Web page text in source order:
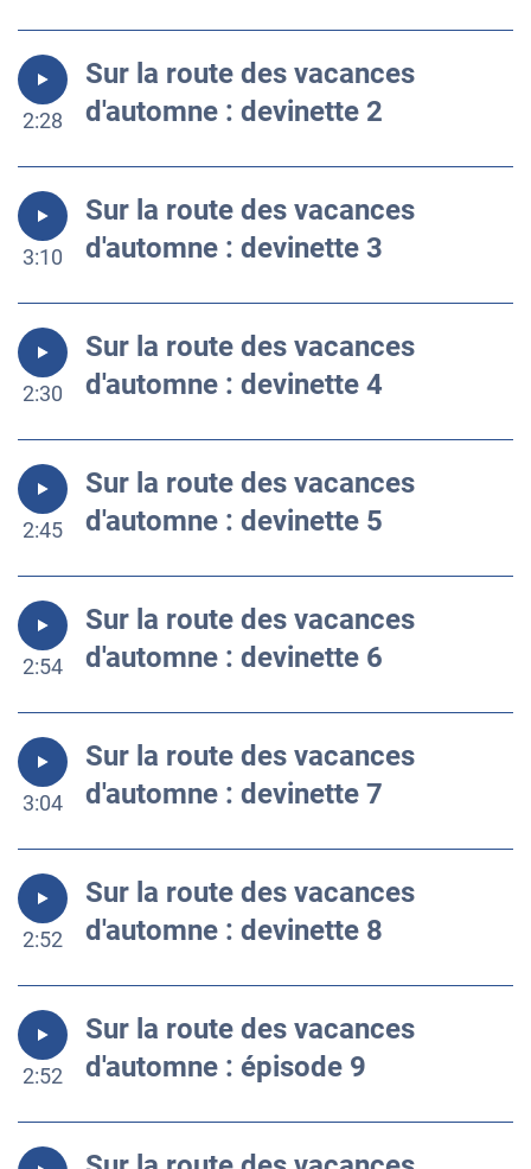
2:28
Sur la route des vacances
d'automne : devinette 2
3:10
Sur la route des vacances
d'automne : devinette 3
2:30
Sur la route des vacances
d'automne : devinette 4
2:45
Sur la route des vacances
d'automne : devinette 5
2:54
Sur la route des vacances
d'automne : devinette 6
3:04
Sur la route des vacances
d'automne : devinette 7
2:52
Sur la route des vacances
d'automne : devinette 8
2:52
Sur la route des vacances
d'automne : épisode 9